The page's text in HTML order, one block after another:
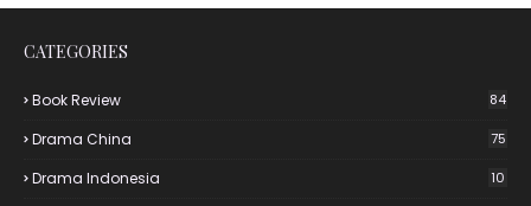
CATEGORIES
Book Review 84
Drama China 75
Drama Indonesia 10